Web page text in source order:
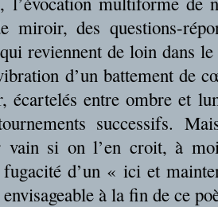
miroir, des questions-
reviennent de loin dans
d’un battement de
écartelés entre ombre et
successifs.
vain si on l’en croit, à
d’un « ici et
à la fin de ce